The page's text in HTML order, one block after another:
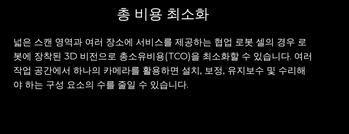
총 비용 최소화
넓은 스캔 영역과 여러 장소에 서비스를 제공하는 협업 로봇 셀의 경우 로
봇에 장착된 3D 비전으로 총소유비용(TCO)을 최소화할 수 있습니다. 여러
작업 공간에서 하나의 카메라를 활용하면 설치, 보정, 유지보수 및 수리해
야 하는 구성 요소의 수를 줄일 수 있습니다.